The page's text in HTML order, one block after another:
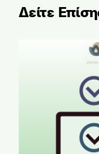
Δείτε
Αποτελέσματα